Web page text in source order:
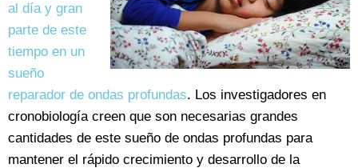
al día y gran
parte de este
tiempo en un
sueño
reparador de ondas profundas. Los investigadores en
cronobiología creen que son necesarias grandes
cantidades de este sueño de ondas profundas para
mantener el rápido crecimiento y desarrollo de la